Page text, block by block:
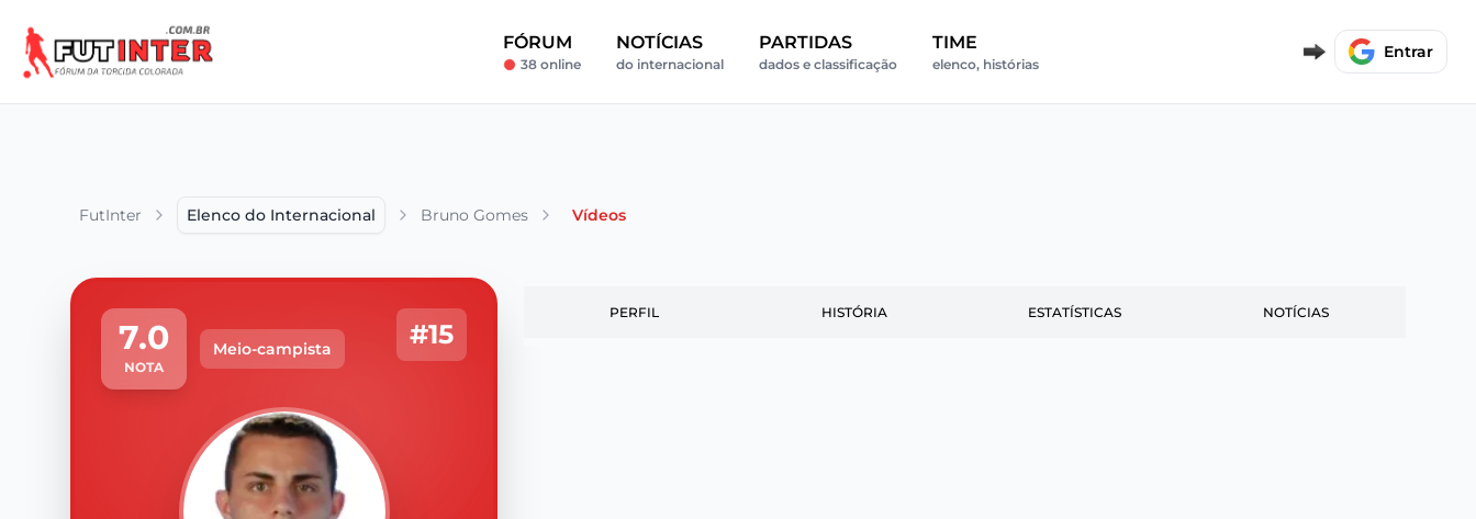
FÓRUM
38 online
NOTÍCIAS
do internacional
PARTIDAS
dados e classificação
TIME
elenco, histórias
Entrar
FutInter Elenco do Internacional Bruno Gomes Vídeos
7.0
NOTA
Meio-campista #15
PERFIL HISTÓRIA ESTATÍSTICAS NOTÍCIAS